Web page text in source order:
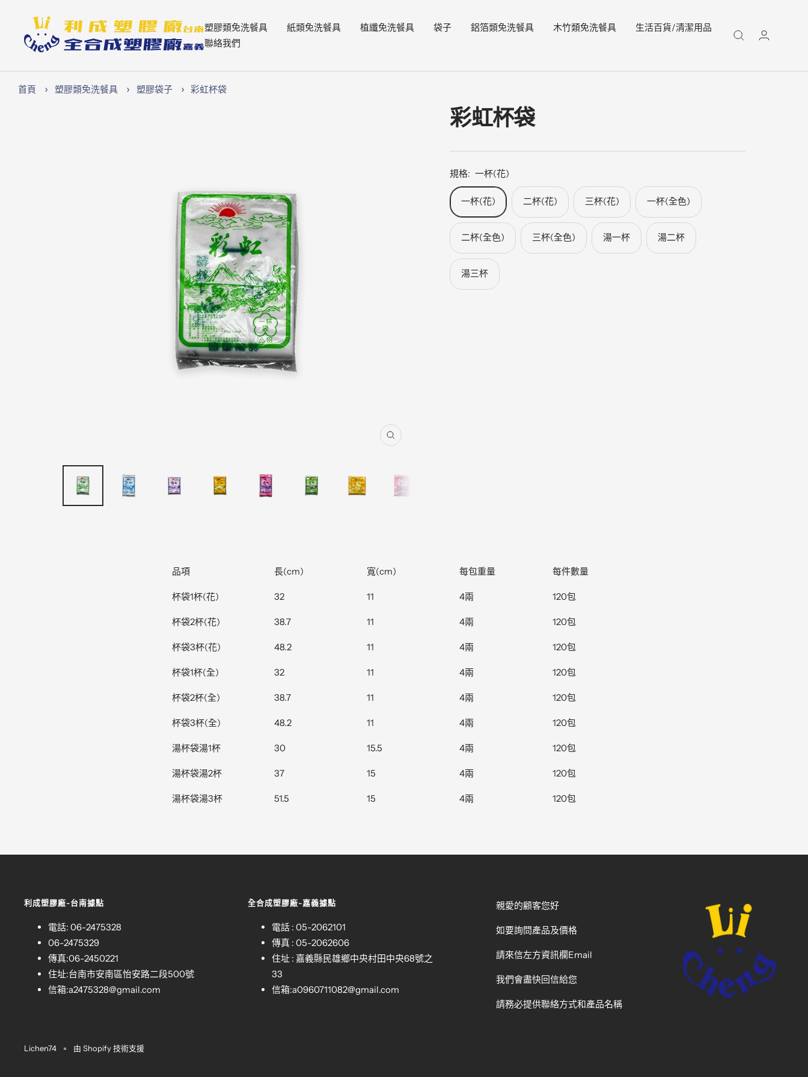
塑膠類免洗餐具 紙類免洗餐具 植纖免洗餐具 袋子 鋁箔類免洗餐具 木竹類免洗餐具
生活百貨/清潔用品
聯絡我們
Lichen74
首頁 塑膠類免洗餐具 塑膠袋子 彩虹杯袋
縮
彩虹杯袋
規格: 一杯(花)
一杯(花) 二杯(花) 三杯(花) 一杯(全色)
二杯(全色) 三杯(全色) 湯一杯 湯二杯
湯三杯
品項 長(cm) 寬(cm) 每包重量 每件數量
杯袋1杯(花) 32 11 4兩 120包
杯袋2杯(花) 38.7 11 4兩 120包
杯袋3杯(花) 48.2 11 4兩 120包
杯袋1杯(全) 32 11 4兩 120包
杯袋2杯(全) 38.7 11 4兩 120包
杯袋3杯(全) 48.2 11 4兩 120包
湯杯袋湯1杯 30 15.5 4兩 120包
湯杯袋湯2杯 37 15 4兩 120包
湯杯袋湯3杯 51.5 15 4兩 120包
利成塑膠廠-台南據點
電話: 06-2475328
06-2475329
傳真:06-2450221
住址:台南市安南區怡安路二段500號
信箱:a2475328@gmail.com
全合成塑膠廠-嘉義據點
電話 : 05-2062101
傳真 : 05-2062606
住址 : 嘉義縣民雄鄉中央村田中央68號之
33
信箱:a0960711082@gmail.com
親愛的顧客您好
如要詢問產品及價格
請來信左方資訊欄Email
我們會盡快回信給您
請務必提供聯絡方式和產品名稱
Lichen74 由 Shopify 技術支援